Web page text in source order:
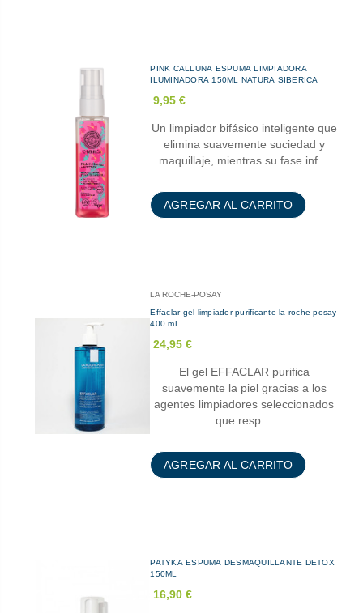
PINK CALLUNA ESPUMA LIMPIADORA
ILUMINADORA 150ML NATURA SIBERICA
9,95 €
Un limpiador bifásico inteligente que
elimina suavemente suciedad y
maquillaje, mientras su fase inf…
AGREGAR AL CARRITO
LA ROCHE-POSAY
Effaclar gel limpiador purificante la roche posay
400 mL
24,95 €
El gel EFFACLAR purifica
suavemente la piel gracias a los
agentes limpiadores seleccionados
que resp…
AGREGAR AL CARRITO
PATYKA ESPUMA DESMAQUILLANTE DETOX
150ML
16,90 €